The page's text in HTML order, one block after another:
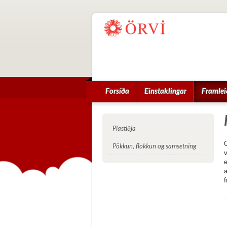
Forsíða Einstaklingar
Plastiðja
Pökkun, flokkun og samsetning